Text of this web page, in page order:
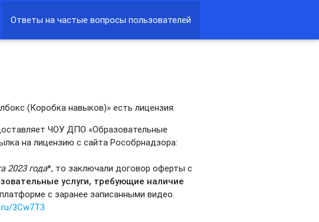
Ответы на частые вопросы пользователей
(Коробка навыков)» есть лицензия.
ЧОУ ДПО «Образовательные
на лицензию с сайта Рособрнадзора:
2023 года*, то заключали договор оферты с
услуги, требующие наличие
с заранее записанными видео.
3Cw7T3